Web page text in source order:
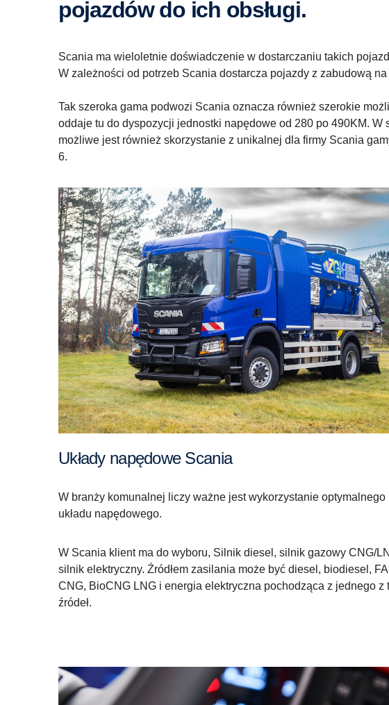
pojazdów do ich obsługi.
Scania ma wieloletnie doświadczenie w dostarczaniu takich
W zależności od potrzeb Scania dostarcza pojazdy z zabudową
Tak szeroka gama podwozi Scania oznacza również szerokie
oddaje tu do dyspozycji jednostki napędowe od 280 po 490KM.
możliwe jest również skorzystanie z unikalnej dla firmy Scania
6.
Układy napędowe Scania
W branży komunalnej liczy ważne jest wykorzystanie optymalnego
układu napędowego.
W Scania klient ma do wyboru, Silnik diesel, silnik gazowy CNG/
silnik elektryczny. Źródłem zasilania może być diesel, biodiesel,
CNG, BioCNG LNG i energia elektryczna pochodząca z jednego z
źródeł.